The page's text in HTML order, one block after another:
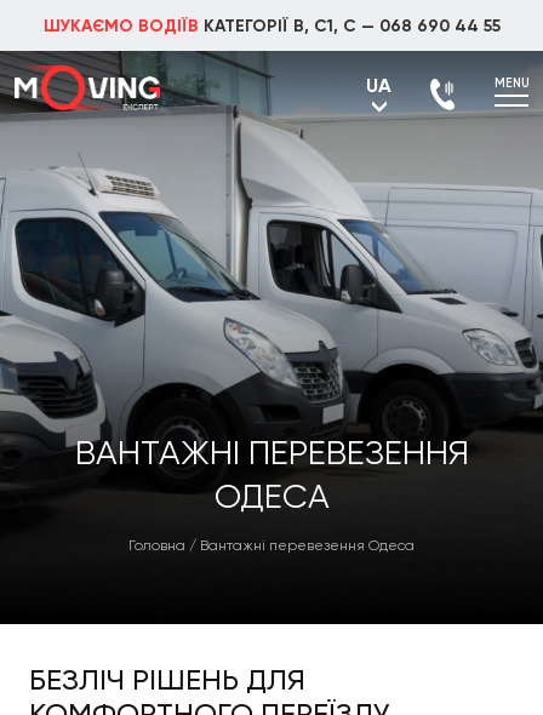
ШУКАЄМО ВОДІЇВ КАТЕГОРІЇ В, С1, С — 068 690 44 55
UA
UA
RU
MENU
ВАНТАЖНІ ПЕРЕВЕЗЕННЯ
ОДЕСА
Головна / Вантажні перевезення Одеса
БЕЗЛІЧ РІШЕНЬ ДЛЯ